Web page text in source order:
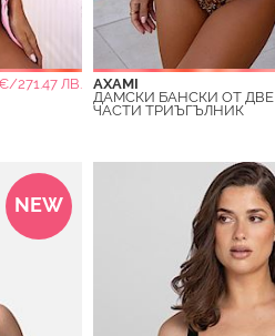
271.47 ЛВ.
AXAMI
ДАМСКИ БАНСКИ ОТ ДВЕ
ЧАСТИ ТРИЪГЪЛНИК
NEW